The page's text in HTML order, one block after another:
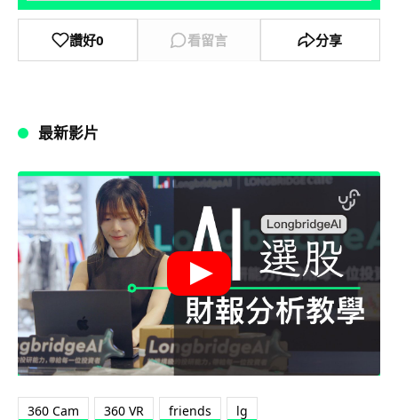
讚好0 看留言 分享
最新影片
360 Cam 360 VR friends lg